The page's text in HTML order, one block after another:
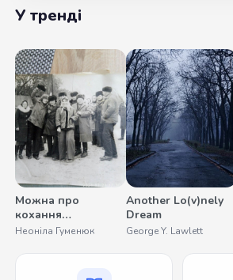
У тренді
Можна про
кохання
помовчати
Неоніла Гуменюк
Another Lo(v)nely
Dream
George Y. Lawlett